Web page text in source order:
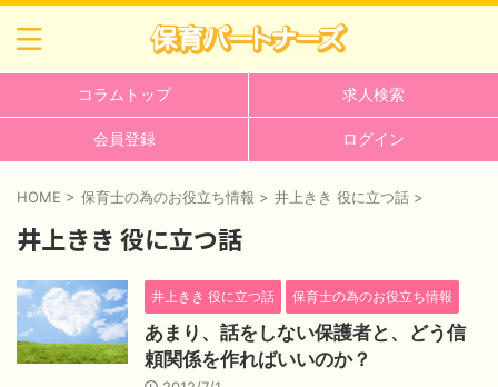
コラムトップ 求人検索
会員登録 ログイン
HOME > 保育士の為のお役立ち情報 > 井上きき 役に立つ話 >
井上きき 役に立つ話
井上きき 役に立つ話 保育士の為のお役立ち情報
あまり、話をしない保護者と、どう信
頼関係を作ればいいのか？